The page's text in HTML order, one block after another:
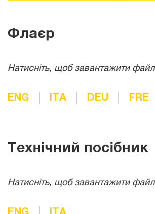
Флаєр
Натисніть, щоб завантажити файл
ENG ITA DEU FRE
Технічний посібник
Натисніть, щоб завантажити файл